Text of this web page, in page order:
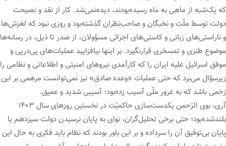
که یک‌شبه از ماهی به ماه رسیده‌بودند، دیده‌نمی‌شد. کار از نقد و نصیحت
دولت توسط ملّت و نخبگان و صاحب‌نظران گذشته‌بود و روزی نبود که لغزش‌ها
و ناراستی‌های زبانی و کاستی‌های اجرائی مسؤولان، از صدر تا ذیل، در رسانه‌ها
موضوع طنزی و تمسخری قرارنگیرد. بر اینها بیافزایید عملیات‌های پی‌در‌پی و
موفق اسرائیل علیه ایران را که کارآمدی نیروهای امنیتی و اطلاعاتی و نظامی را
زیرسؤال می‌برد که حتی عملیات «وعده صادق» نیز نمی‌توانست مرهمی بر این
زخمی باشد که به غرور ملّی آسیب زده‌بود؛ آسیبی شدید و عمیق.
آری، بوی الرّحمن یکدست‌سازی حاکمیّت در نخستین روزهای سال ۱۴۰۳
بلندشده‌بود؛ حتی برخی تحلیل‌گران، نوای به پایان نرسیدن دولت سیزدهم یا
پایان بی‌توفیق آن را سرداده‌ و بر این باور بودند که نظام باید فکری به حال این